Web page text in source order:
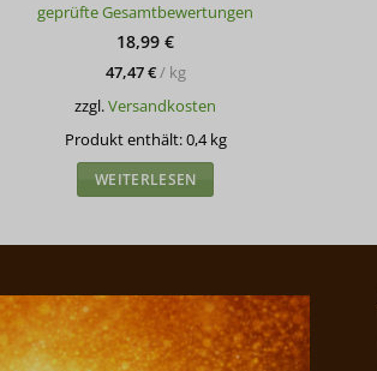
mit4.89
von 5
geprüfte Gesamtbewertungen
18,99€
47,47€/ kg
zzgl.Versandkosten
Produkt enthält: 0,4kg
WEITERLESEN